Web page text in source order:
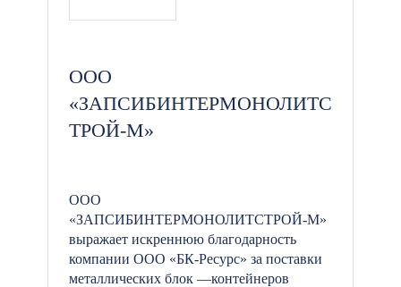
ООО
«ЗАПСИБИНТЕРМОНОЛИТС
ТРОЙ-М»
ООО
«ЗАПСИБИНТЕРМОНОЛИТСТРОЙ-М»
выражает искреннюю благодарность
компании ООО «БК-Ресурс» за поставки
металлических блок —контейнеров
*